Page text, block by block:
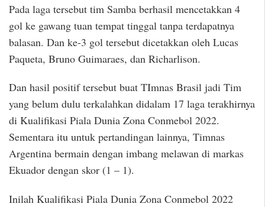
Pada laga tersebut tim Samba berhasil mencetakkan 4
gol ke gawang tuan tempat tinggal tanpa terdapatnya
balasan. Dan ke-3 gol tersebut dicetakkan oleh Lucas
Paqueta, Bruno Guimaraes, dan Richarlison.
Dan hasil positif tersebut buat TImnas Brasil jadi Tim
yang belum dulu terkalahkan didalam 17 laga terakhirnya
di Kualifikasi Piala Dunia Zona Conmebol 2022.
Sementara itu untuk pertandingan lainnya, Timnas
Argentina bermain dengan imbang melawan di markas
Ekuador dengan skor (1 – 1).
Inilah Kualifikasi Piala Dunia Zona Conmebol 2022